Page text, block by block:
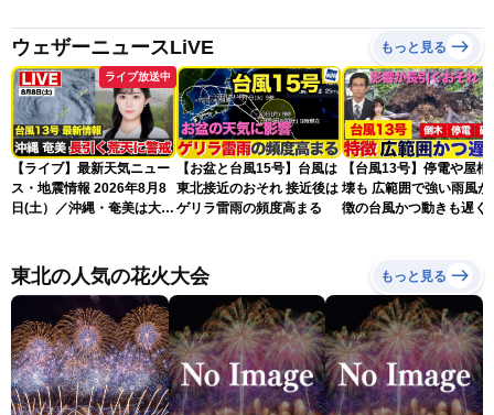
ウェザーニュースLiVE もっと見る
ライブ放送中
【ライブ】最新天気ニュー
ス・地震情報 2026年8月8
日(土）／沖縄・奄美は大荒
ュースLiVEコーヒータイ
ム・青原桃香／山口剛央〉
【お盆と台風15号】台風は
東北接近のおそれ 接近後は
ゲリラ雷雨の頻度高まる
【台風13号】停電や屋根
壊も 広範囲で強い雨風が
徴の台風かつ動きも遅く
東北の人気の花火大会 もっと見る